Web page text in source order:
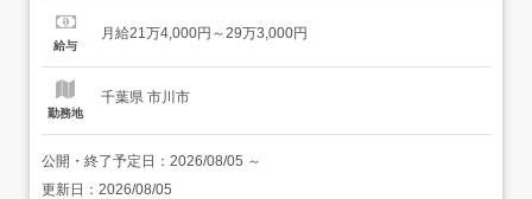
<賞与>賞与あり年2回 勤務時間日勤専従1日勤:8:30～
給与
月給21万4,000円～29万3,000円
勤務地
千葉県 市川市
公開・終了予定日： 2026/08/05 ～
更新日： 2026/08/05